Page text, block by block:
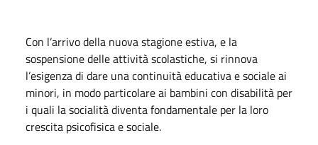
Con l’arrivo della nuova stagione estiva, e la
sospensione delle attività scolastiche, si rinnova
l’esigenza di dare una continuità educativa e sociale ai
minori, in modo particolare ai bambini con disabilità per
i quali la socialità diventa fondamentale per la loro
crescita psicofisica e sociale.